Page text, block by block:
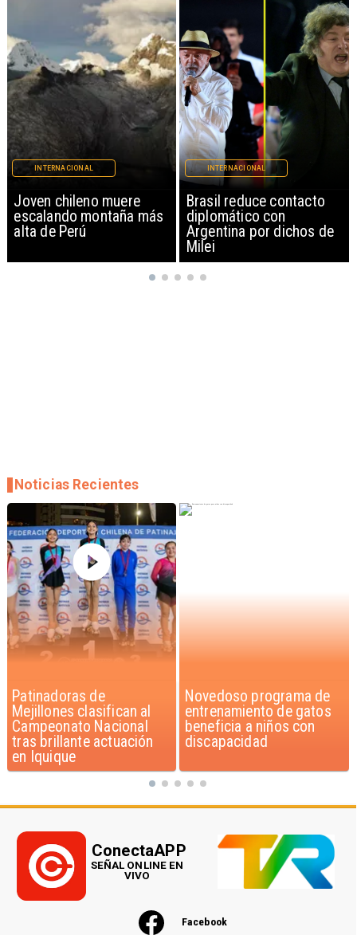
Brasil reduce contacto
diplomático con
Argentina por dichos de
INTERNACIONAL
China restringe
exportación de drones a
EEUU y sanciona
empresas
INTERNACIONAL
Novedoso programa de
entrenamiento de gatos
beneficia a niños con
discapacidad
Alarmante hábito en
jóvenes de 13 a 15 años
según encuesta del
Minsal
Noticias Recientes
Facebook
ConectaAPP
SEÑAL ONLINE EN
VIVO